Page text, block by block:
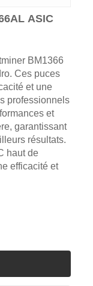
ASIC
BM1366
Ces puces
et une
professionnels
et
garantissant
résultats.
haut de
efficacité et